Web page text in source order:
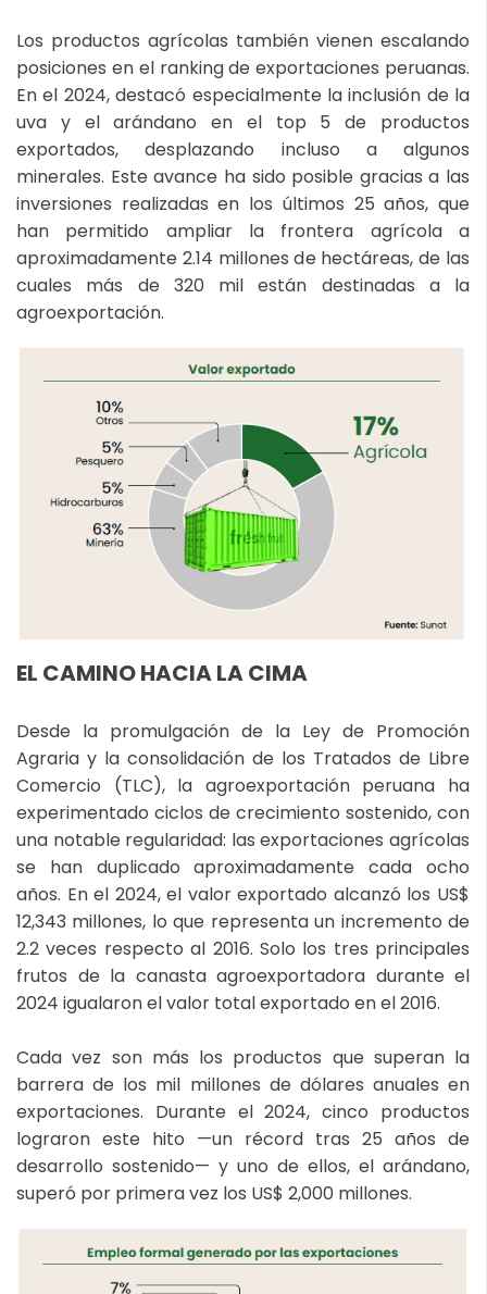
Los productos agrícolas también vienen escalando
posiciones en el ranking de exportaciones peruanas.
En el 2024, destacó especialmente la inclusión de la
uva y el arándano en el top 5 de productos
exportados, desplazando incluso a algunos
minerales. Este avance ha sido posible gracias a las
inversiones realizadas en los últimos 25 años, que
han permitido ampliar la frontera agrícola a
aproximadamente 2.14 millones de hectáreas, de las
cuales más de 320 mil están destinadas a la
agroexportación.
EL CAMINO HACIA LA CIMA
Desde la promulgación de la Ley de Promoción
Agraria y la consolidación de los Tratados de Libre
Comercio (TLC), la agroexportación peruana ha
experimentado ciclos de crecimiento sostenido, con
una notable regularidad: las exportaciones agrícolas
se han duplicado aproximadamente cada ocho
años. En el 2024, el valor exportado alcanzó los US$
12,343 millones, lo que representa un incremento de
2.2 veces respecto al 2016. Solo los tres principales
frutos de la canasta agroexportadora durante el
2024 igualaron el valor total exportado en el 2016.
Cada vez son más los productos que superan la
barrera de los mil millones de dólares anuales en
exportaciones. Durante el 2024, cinco productos
lograron este hito —un récord tras 25 años de
desarrollo sostenido— y uno de ellos, el arándano,
superó por primera vez los US$ 2,000 millones.